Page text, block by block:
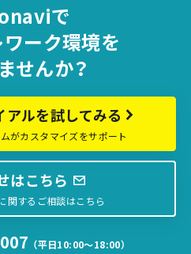
で
ーク環境を
せんか？
ルを試してみる
がカスタマイズをサポート
はこちら
関するご相談はこちら
（平日10:00〜18:00）